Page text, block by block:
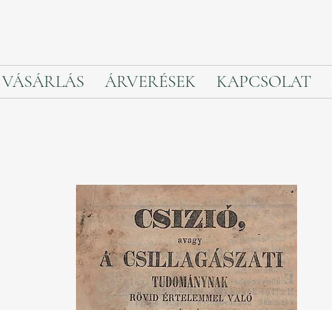
VÁSÁRLÁS ÁRVERÉSEK KAPCSOLAT